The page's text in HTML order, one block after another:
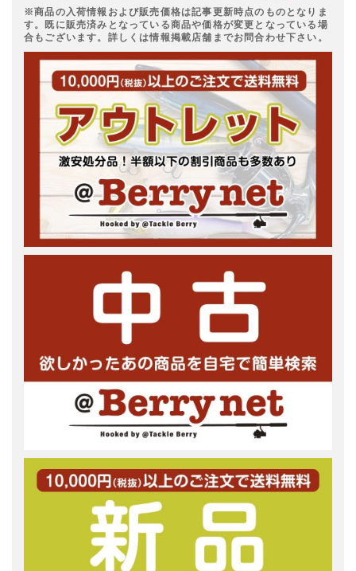
※商品の入荷情報および販売価格は記事更新時点のものとなりま
す。既に販売済みとなっている商品や価格が変更となっている場
合もございます。詳しくは情報掲載店舗までお問合わせ下さい。